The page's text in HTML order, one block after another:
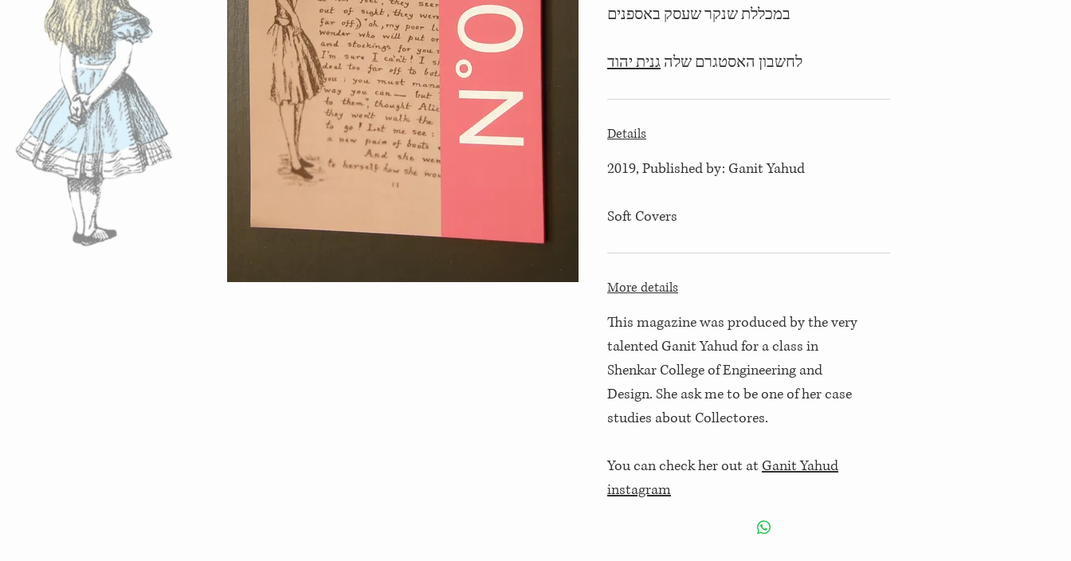
במכללת שנקר שעסק באספנים
לחשבון האסטגרם שלה גנית יהוד
Details
2019, Published by: Ganit Yahud
Soft Covers
More details
This magazine was produced by the very
talented Ganit Yahud for a class in
Shenkar College of Engineering and
Design. She ask me to be one of her case
studies about Collectores.
You can check her out atGanit Yahud
instagram